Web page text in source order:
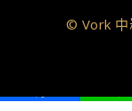
© Vork 中